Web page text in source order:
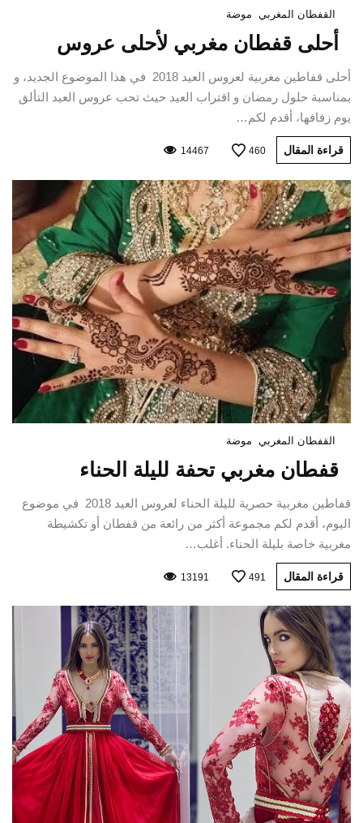
القفطان المغربي موضة
أحلى قفطان مغربي لأحلى عروس
أحلى قفاطين مغربية لعروس العيد 2018 في هذا الموضوع الجديد، و
بمناسبة حلول رمضان و اقتراب العيد حيث تحب عروس العيد التألق
يوم زفافها، أقدم لكم…
قراءة المقال 460
14467
القفطان المغربي موضة
قفطان مغربي تحفة لليلة الحناء
قفاطين مغربية حصرية لليلة الحناء لعروس العيد 2018 في موضوع
اليوم، أقدم لكم مجموعة أكثر من رائعة من قفطان أو تكشيطة
مغربية خاصة بليلة الحناء. أغلب…
قراءة المقال 491
13191